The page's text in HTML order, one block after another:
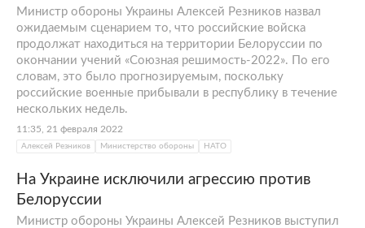
Министр обороны Украины Алексей Резников назвал
ожидаемым сценарием то, что российские войска
продолжат находиться на территории Белоруссии по
окончании учений «Союзная решимость-2022». По его
словам, это было прогнозируемым, поскольку
российские военные прибывали в республику в течение
нескольких недель.
11:35, 21 февраля 2022
Алексей Резников Министерство обороны НАТО
На Украине исключили агрессию против
Белоруссии
Министр обороны Украины Алексей Резников выступил